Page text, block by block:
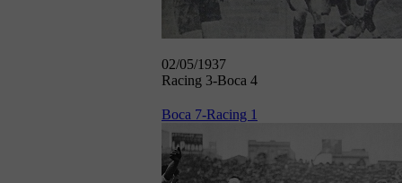
02/05/1937
Racing 3-Boca 4
Boca 7-Racing 1